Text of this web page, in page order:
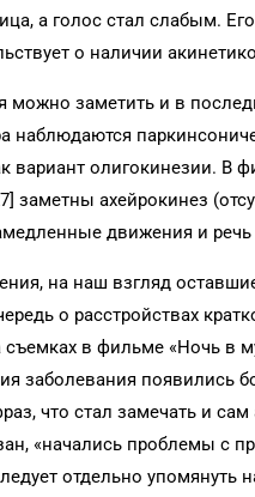
а голос стал слабым.
о наличии
можно заметить и в
наблюдаются
вариант олигокинезии. В
заметны ахейрокинез
движения и
на наш взгляд
о расстройствах
в фильме «Ночь в
заболевания появились
что стал замечать и
«начались проблемы с
отдельно